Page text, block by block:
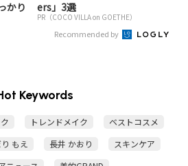
かり
ers」3選
PR（COCO VILLA on GOETHE）
Recommended by
Keywords
トレンドメイク
ベストコスメ
もえ 長井 かおり
スキンケア